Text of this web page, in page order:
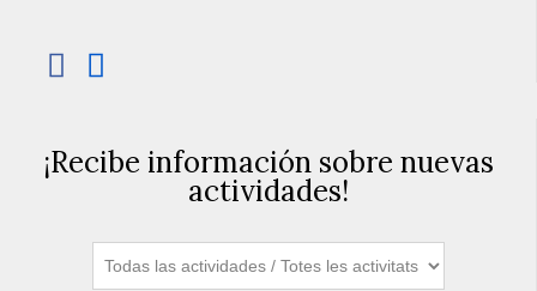
 
¡Recibe información sobre nuevas
actividades!